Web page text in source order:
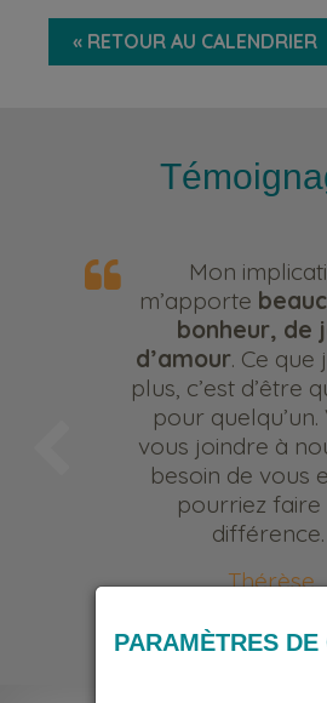
« RETOUR AU CALENDRIER
Mon
m’apporte
bonheur, de
d’amour. Ce que
plus, c’est d’être
pour quelqu’un.
vous joindre à
besoin de vous
pourriez faire
différence.
Thérèse
PARAMÈTRES